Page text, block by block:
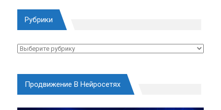
Рубрики
Рубрики
Продвижение В Нейросетях